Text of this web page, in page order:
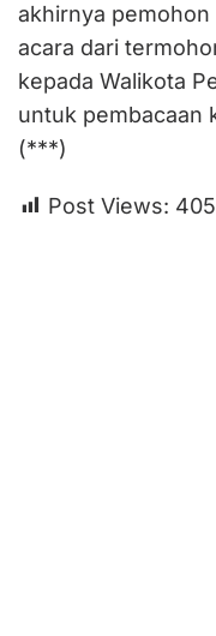
akhirnya
acara dari
kepada Walikota
untuk pembacaan
(***)
Post Views: 405